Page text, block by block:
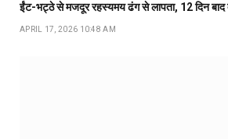
ईंट-भट्ठे से मजदूर रहस्यमय ढंग से लापता, 12 दिन बाद
APRIL 17, 2026 10:48 AM